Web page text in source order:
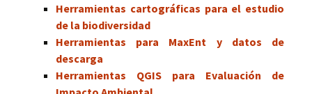
Herramientas cartográficas para el estudio
de la biodiversidad
Herramientas para MaxEnt y datos de
descarga
Herramientas QGIS para Evaluación de